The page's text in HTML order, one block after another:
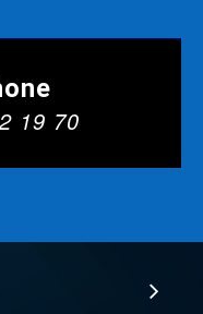
19 70